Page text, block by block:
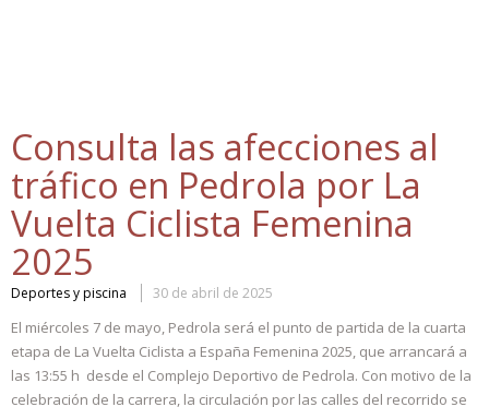
Consulta las afecciones al
tráfico en Pedrola por La
Vuelta Ciclista Femenina
2025
Deportes y piscina 30 de abril de 2025
El miércoles 7 de mayo, Pedrola será el punto de partida de la cuarta
etapa de La Vuelta Ciclista a España Femenina 2025, que arrancará a
las 13:55 h desde el Complejo Deportivo de Pedrola. Con motivo de la
celebración de la carrera, la circulación por las calles del recorrido se